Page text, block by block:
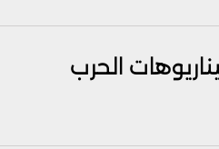
الحرب